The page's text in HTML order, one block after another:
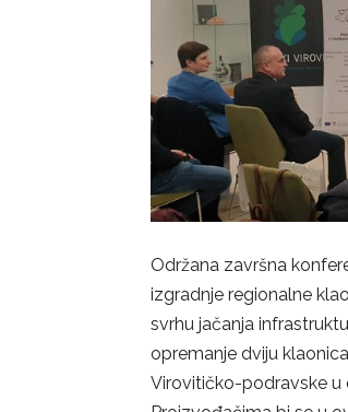
Održana završna
izgradnje regionalne
svrhu jačanja
opremanje dviju
Virovitičko-podravske u